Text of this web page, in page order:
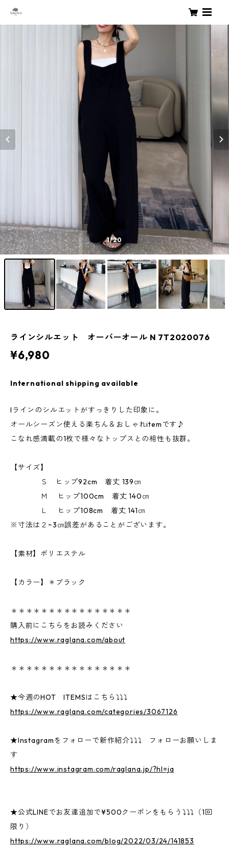
1/20
ラインシルエット オーバーオール N 7T2020076
¥6,980
International shipping available
Iラインのシルエットがすっきりした印象に。
オールシーズン使える楽ちん＆おしゃれitemです♪
こなれ感満載の1枚で様々なトップスとの相性も抜群。
【サイズ】
Ｓ ヒップ92cm 着丈 139㎝
Ｍ ヒップ100cm 着丈 140㎝
Ｌ ヒップ108cm 着丈 141㎝
※寸法は２~3㎝誤差があることがございます。
【素材】ポリエステル
【カラー】＊ブラック
＊＊＊＊＊＊＊＊＊＊＊＊＊＊＊＊
購入前にこちらをお読みください
https://www.raglana.com/about
＊＊＊＊＊＊＊＊＊＊＊＊＊＊＊＊
★今週のHOT ITEMSはこちら⤵⤵⤵
https://www.raglana.com/categories/3067126
★Instagramをフォローで新作紹介⤵⤵⤵ フォローお願いしま
す
https://www.instagram.com/raglana.jp/?hl=ja
★公式LINEでお友達追加で¥500クーポンをもらう⤵⤵⤵（1回
限り）
https://www.raglana.com/blog/2022/03/24/141853